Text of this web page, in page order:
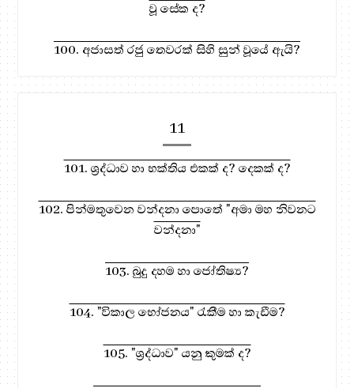
වූ සේක ද?
100. අජාසත් රජු තෙවරක් සිහි සුන් වූයේ ඇයි?
11
101. ශ්‍රද්ධාව හා භක්තිය එකක් ද? දෙකක් ද?
102. පින්මතුවෙන වන්දනා පොතේ "අමා මහ නිවනට
වන්දනා"
103. බුදු දහම හා ජෝතිෂ්‍ය?
104. "විකාල භෝජනය" රැකීම හා කැඩීම?
105. "ශ්‍රද්ධාව" යනු කුමක් ද?